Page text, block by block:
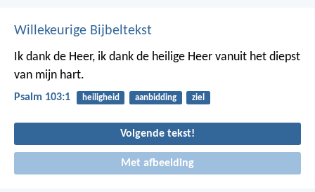
Willekeurige Bijbeltekst
Ik dank de Heer, ik dank de heilige Heer vanuit het diepst
van mijn hart.
Psalm 103:1 heiligheid aanbidding ziel
Volgende tekst!
Met afbeelding